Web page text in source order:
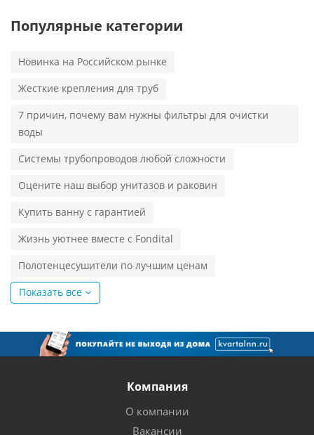
Популярные категории
Новинка на Российском рынке
Жесткие крепления для труб
7 причин, почему вам нужны фильтры для очистки
воды
Системы трубопроводов любой сложности
Оцените наш выбор унитазов и раковин
Купить ванну с гарантией
Жизнь уютнее вместе с Fondital
Полотенцесушители по лучшим ценам
Показать все
Компания
О компании
Вакансии